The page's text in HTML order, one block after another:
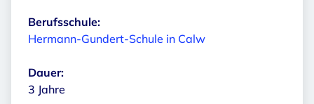
Berufsschule:
Hermann-Gundert-Schule in Calw
Dauer:
3 Jahre